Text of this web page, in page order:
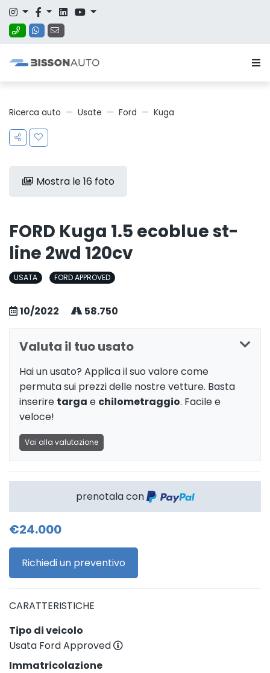
Ricerca auto Usate Ford Kuga
Mostra le 16 foto
FORD Kuga 1.5 ecoblue st-
line 2wd 120cv
USATA FORD APPROVED
10/2022 58.750
Valuta il tuo usato
Hai un usato? Applica il suo valore come
permuta sui prezzi delle nostre vetture. Basta
inserire targa e chilometraggio. Facile e
veloce!
Vai alla valutazione
prenotala con
€24.000
Richiedi un preventivo
CARATTERISTICHE
Tipo di veicolo
Usata Ford Approved
Immatricolazione